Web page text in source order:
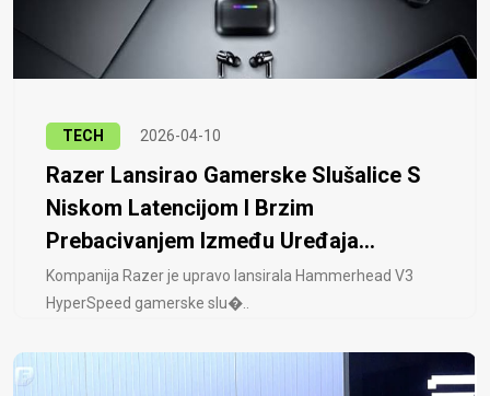
TECH 2026-04-10
Razer Lansirao Gamerske Slušalice S
Niskom Latencijom I Brzim
Prebacivanjem Između Uređaja...
Kompanija Razer je upravo lansirala Hammerhead V3
HyperSpeed ​​gamerske slu�..